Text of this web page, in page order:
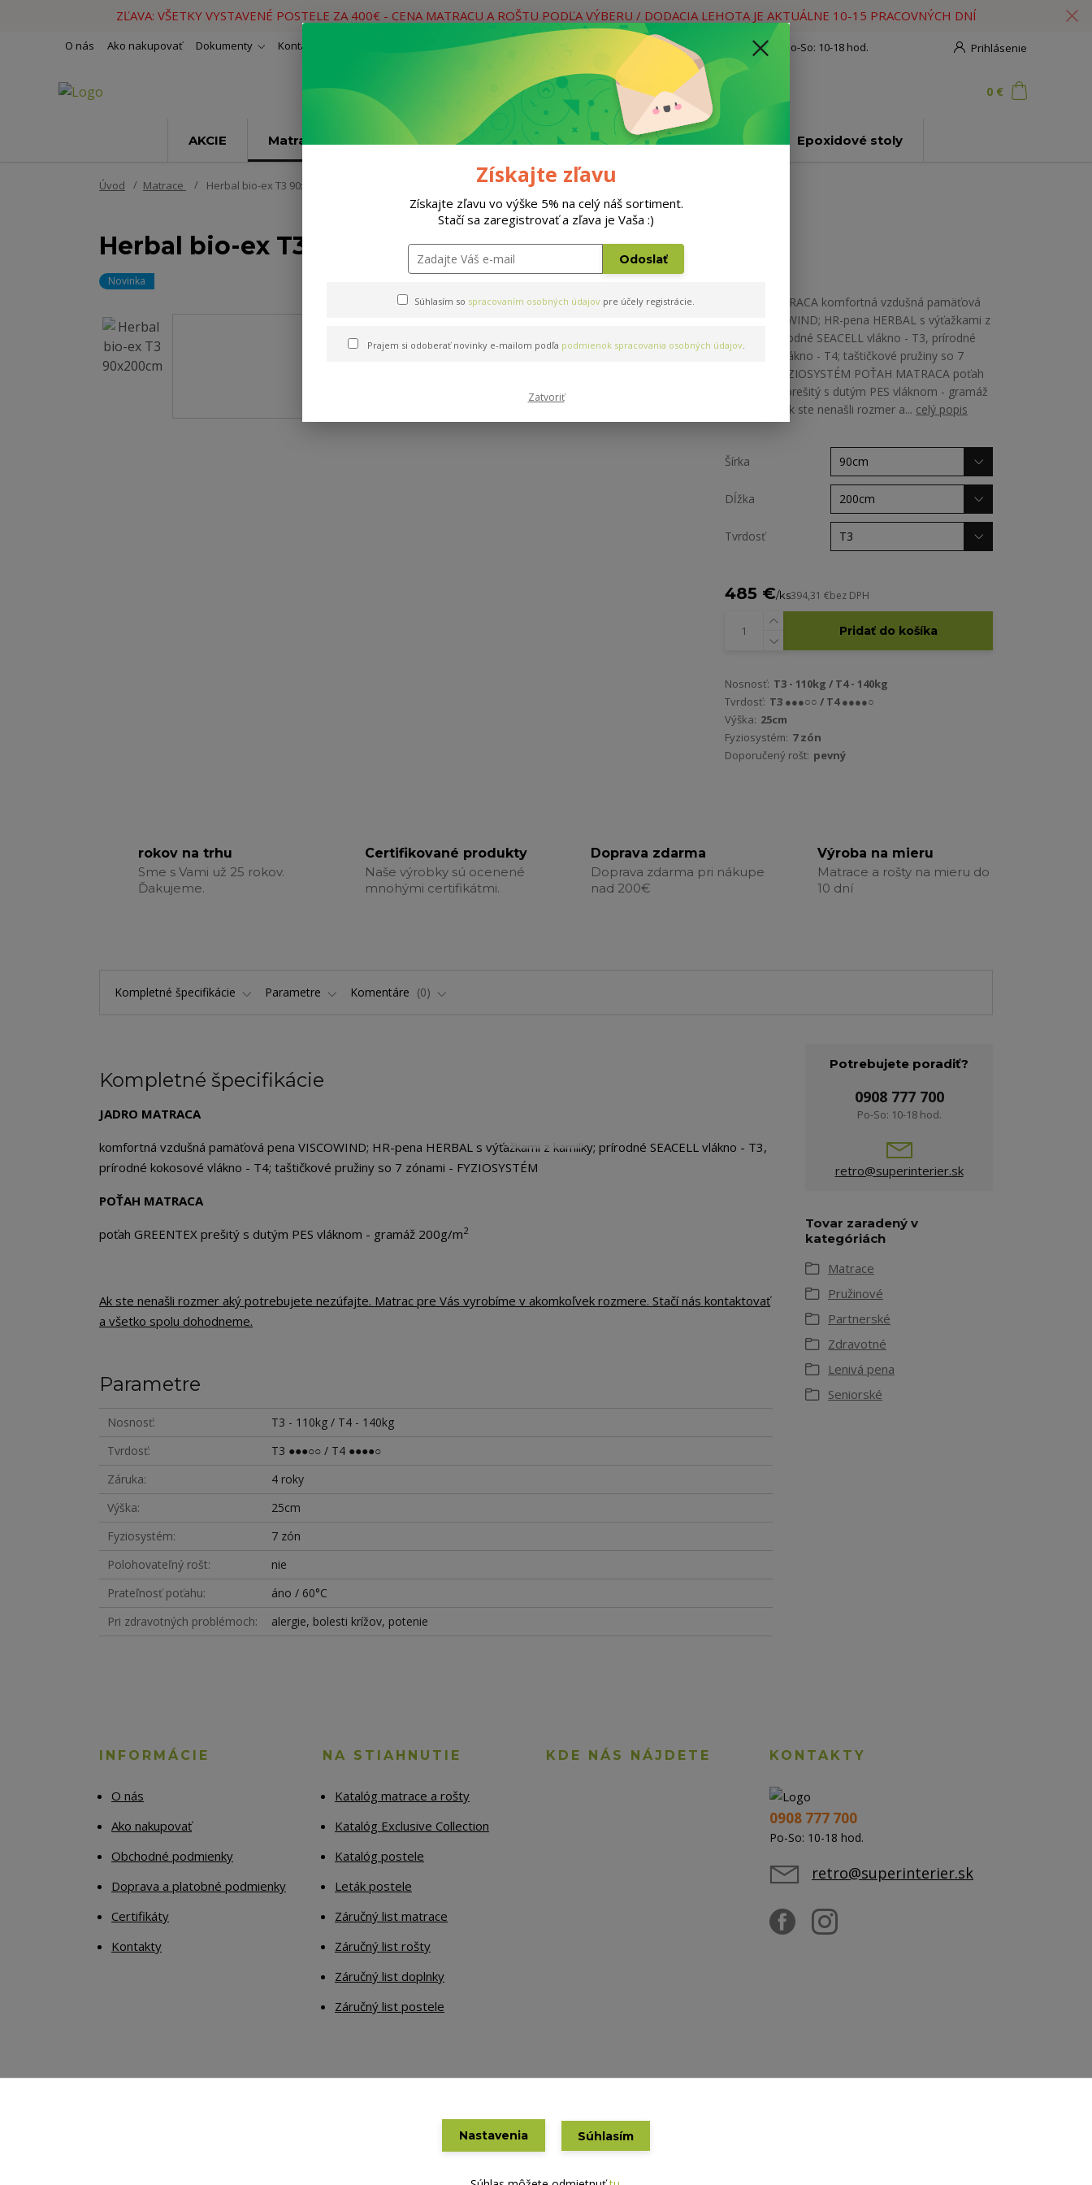
ZĽAVA: VŠETKY VYSTAVENÉ POSTELE ZA 400€ - CENA MATRACU A ROŠTU PODĽA VÝBERU / DODACIA LEHOTA JE AKTUÁLNE 10-15 PRACOVNÝCH DNÍ
O nás Ako nakupovať Dokumenty Kontakty Prihlásenie
Hľadať
Neviete si rady? Zavolajte. 0908 777 700 Po-So: 10-18 hod.
0 €
AKCIE Matrace Rošty Doplnky Postele Materiály Epoxidové stoly
Úvod Matrace Herbal bio-ex T3 90x200cm
Herbal bio-ex T3 90x200cm
Novinka
JADRO MATRACA komfortná vzdušná pamäťová
pena VISCOWIND; HR-pena HERBAL s výťažkami z
kamilky; prírodné SEACELL vlákno - T3, prírodné
kokosové vlákno - T4; taštičkové pružiny so 7
zónami - FYZIOSYSTÉM POŤAH MATRACA poťah
GREENTEX prešitý s dutým PES vláknom - gramáž
200g/m2 Ak ste nenašli rozmer a... celý popis
Šírka
Dĺžka
Tvrdosť
485 €/ks394,31 €bez DPH
Pridať do košíka
Nosnosť: T3 - 110kg / T4 - 140kg
Tvrdosť: T3 ●●●○○ / T4 ●●●●○
Výška: 25cm
Fyziosystém: 7 zón
Doporučený rošt: pevný
rokov na trhu
Sme s Vami už 25 rokov.
Ďakujeme.
Certifikované produkty
Naše výrobky sú ocenené
mnohými certifikátmi.
Doprava zdarma
Doprava zdarma pri nákupe
nad 200€
Výroba na mieru
Matrace a rošty na mieru do
10 dní
Kompletné špecifikácie Parametre Komentáre 0
Kompletné špecifikácie
JADRO MATRACA
komfortná vzdušná pamäťová pena VISCOWIND; HR-pena HERBAL s výťažkami z kamilky; prírodné SEACELL vlákno - T3,
prírodné kokosové vlákno - T4; taštičkové pružiny so 7 zónami - FYZIOSYSTÉM
POŤAH MATRACA
poťah GREENTEX prešitý s dutým PES vláknom - gramáž 200g/m2
Ak ste nenašli rozmer aký potrebujete nezúfajte. Matrac pre Vás vyrobíme v akomkoľvek rozmere. Stačí nás kontaktovať
a všetko spolu dohodneme.
Parametre
Nosnosť
T3 - 110kg / T4 - 140kg
Tvrdosť
T3 ●●●○○ / T4 ●●●●○
Záruka
4 roky
Výška
25cm
Fyziosystém
7 zón
Polohovateľný rošt
nie
Prateľnosť poťahu
áno / 60°C
Pri zdravotných problémoch
alergie, bolesti krížov, potenie
Potrebujete poradiť?
0908 777 700
Po-So: 10-18 hod.
retro@superinterier.sk
Tovar zaradený v
kategóriách
Matrace
Pružinové
Partnerské
Zdravotné
Lenivá pena
Seniorské
INFORMÁCIE
O nás
Ako nakupovať
Obchodné podmienky
Doprava a platobné podmienky
Certifikáty
Kontakty
NA STIAHNUTIE
Katalóg matrace a rošty
Katalóg Exclusive Collection
Katalóg postele
Leták postele
Záručný list matrace
Záručný list rošty
Záručný list doplnky
Záručný list postele
KDE NÁS NÁJDETE KONTAKTY
0908 777 700
Po-So: 10-18 hod.
retro@superinterier.sk
Vytvorené na
Získajte zľavu
Získajte zľavu vo výške 5% na celý náš sortiment.
Stačí sa zaregistrovať a zľava je Vaša :)
Odoslať
Súhlasím so spracovaním osobných údajov pre účely registrácie.
Prajem si odoberať novinky e-mailom podľa podmienok spracovania osobných údajov.
Zatvoriť
Nastavenia Súhlasím